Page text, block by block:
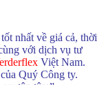
nhất về giá cả, thời
với dịch vụ tư
Việt Nam.
Quý Công ty.